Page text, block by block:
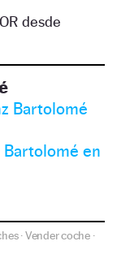
desde
Bartolomé
Bartolomé en
·Vender coche ·